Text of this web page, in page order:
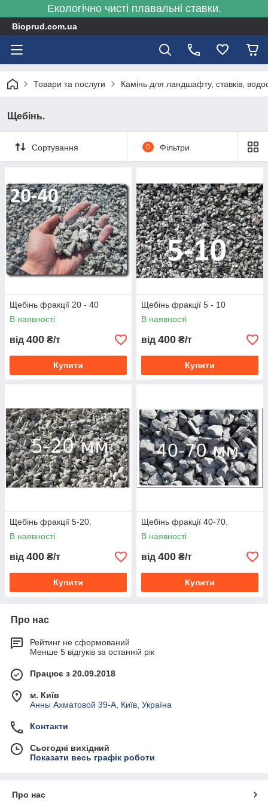
Екологічно чисті плавальні ставки.
Bioprud.com.ua
Товари та послуги Камінь для ландшафту, ставків,
Щебінь.
Сортування 0 Фільтри
Щебінь фракції 20 - 40
В наявності
від 400 ₴/т
Купити
Щебінь фракції 5 - 10
В наявності
від 400 ₴/т
Купити
Щебінь фракції 5-20.
В наявності
від 400 ₴/т
Купити
Щебінь фракції 40-70.
В наявності
від 400 ₴/т
Купити
Про нас
Рейтинг не сформований
Менше 5 відгуків за останній рік
Працює з 20.09.2018
м. Київ
Анны Ахматовой 39-А, Київ, Україна
Контакти
Сьогодні вихідний
Показати весь графік роботи
Про нас